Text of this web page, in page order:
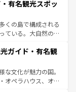
照してほしい。
ング、エンターテイ
だ。一方、アメリカ
ャニオンやイエロー
できる。さらに、南
域で異なる魅力を楽
感じることができ
の旅も、アメリカ
い。
有名観光スポッ
くの島で構成される
ている。大自然の神
光地といえばオアフ
島やカウアイ島が
をはじめ、豊かな
スピリット」と呼ば
ガイド・有名観
な文化が魅力の国。
オペラハウス、オー